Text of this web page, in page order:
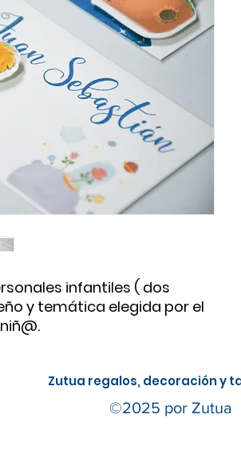
infantiles ( dos
y temática elegida por el
Zutua regalos, decoración y
©2025 por Zutua